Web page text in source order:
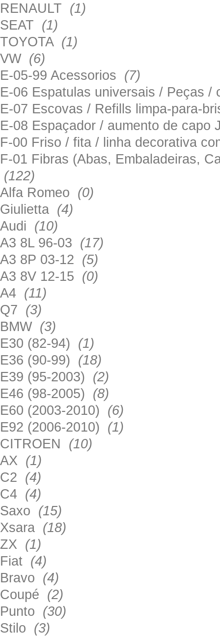
RENAULT (1)
SEAT (1)
TOYOTA (1)
VW (6)
E-05-99 Acessorios (7)
E-06 Espatulas universais / Peças
E-07 Escovas / Refills limpa-para-
E-08 Espaçador / aumento de
F-00 Friso / fita / linha decorativa
F-01 Fibras (Abas, Embaladeiras,
(122)
Alfa Romeo (0)
Giulietta (4)
Audi (10)
A3 8L 96-03 (17)
A3 8P 03-12 (5)
A3 8V 12-15 (0)
A4 (11)
Q7 (3)
BMW (3)
E30 (82-94) (1)
E36 (90-99) (18)
E39 (95-2003) (2)
E46 (98-2005) (8)
E60 (2003-2010) (6)
E92 (2006-2010) (1)
CITROEN (10)
AX (1)
C2 (4)
C4 (4)
Saxo (15)
Xsara (18)
ZX (1)
Fiat (4)
Bravo (4)
Coupé (2)
Punto (30)
Stilo (3)